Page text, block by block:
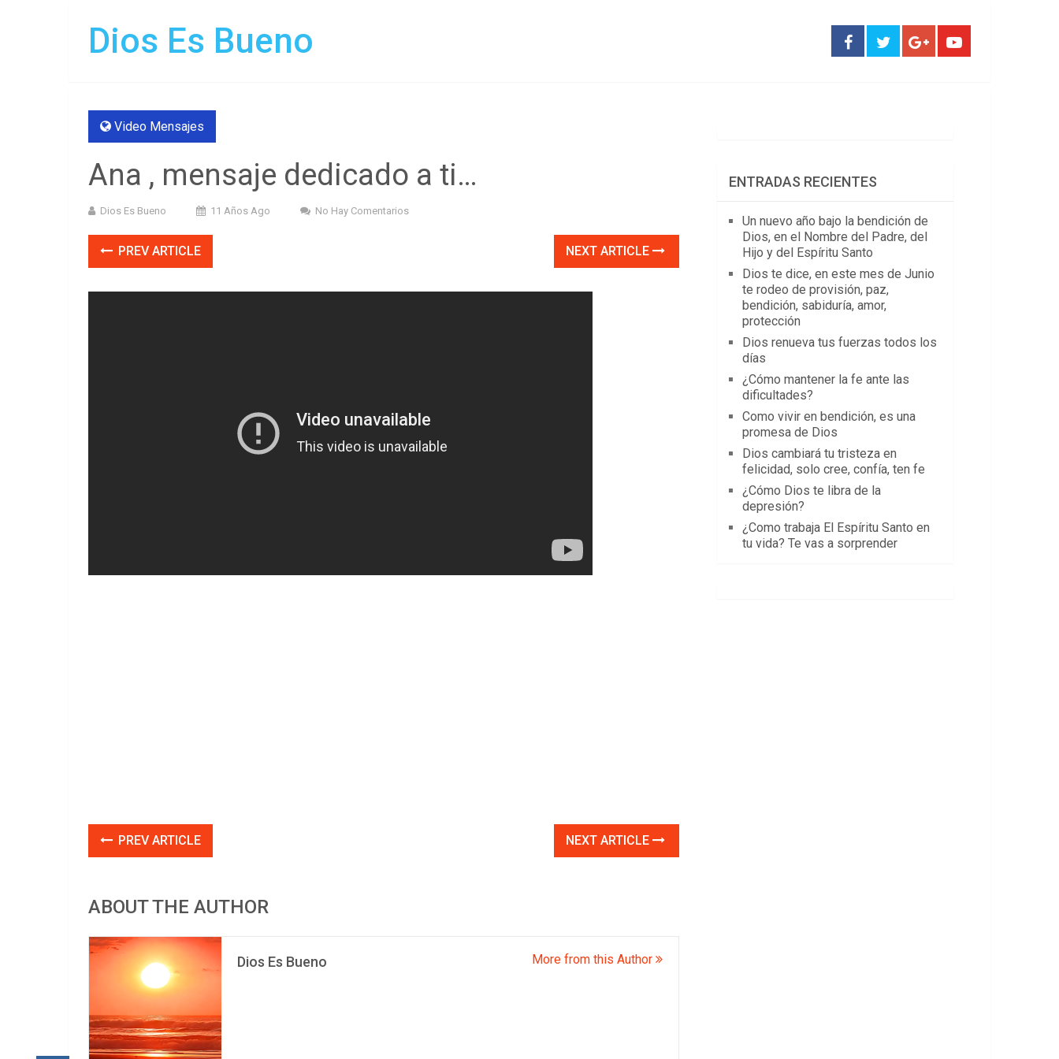
Dios Es Bueno
Video Mensajes
Ana , mensaje dedicado a ti…
Dios Es Bueno 11 Años Ago No Hay Comentarios
PREV ARTICLE NEXT ARTICLE
PREV ARTICLE NEXT ARTICLE
ABOUT THE AUTHOR
Dios Es Bueno More from this Author
ENTRADAS RECIENTES
Un nuevo año bajo la bendición de
Dios, en el Nombre del Padre, del
Hijo y del Espíritu Santo
Dios te dice, en este mes de Junio
te rodeo de provisión, paz,
bendición, sabiduría, amor,
protección
Dios renueva tus fuerzas todos los
días
¿Cómo mantener la fe ante las
dificultades?
Como vivir en bendición, es una
promesa de Dios
Dios cambiará tu tristeza en
felicidad, solo cree, confía, ten fe
¿Cómo Dios te libra de la
depresión?
¿Como trabaja El Espíritu Santo en
tu vida? Te vas a sorprender